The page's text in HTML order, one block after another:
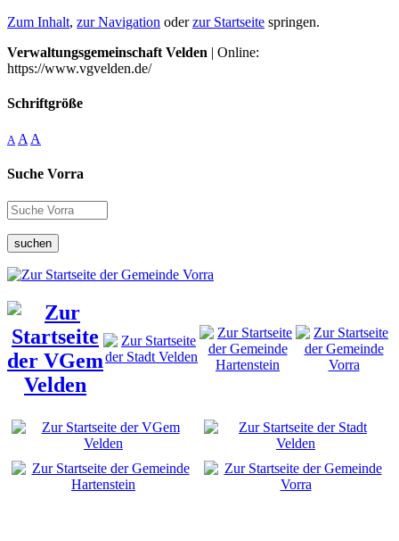
Zum Inhalt, zur Navigation oderzur Startseite springen.
Verwaltungsgemeinschaft Velden | Online:
https://www.vgvelden.de/
Schriftgröße
A A A
Suche Vorra
suchen